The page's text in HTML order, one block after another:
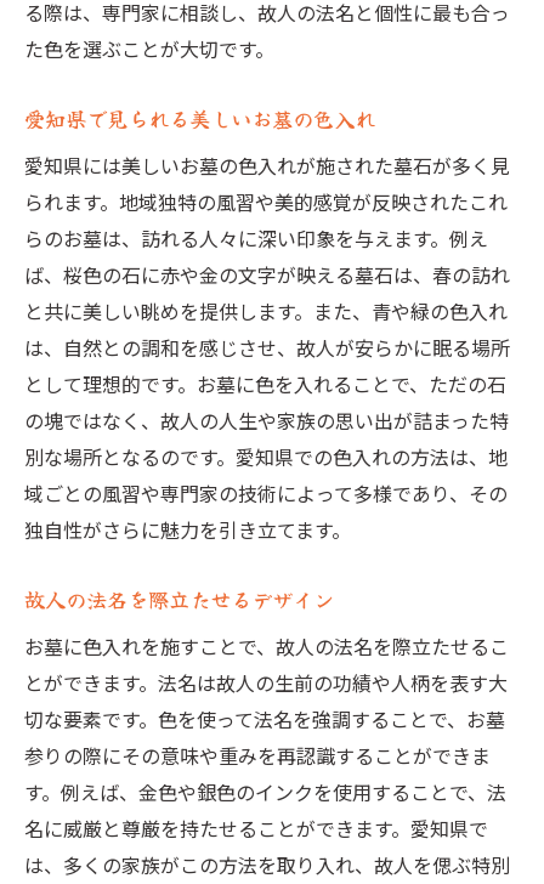
る際は、専門家に相談し、故人の法名と個性に最も合っ
た色を選ぶことが大切です。
愛知県で見られる美しいお墓の色入れ
愛知県には美しいお墓の色入れが施された墓石が多く見
られます。地域独特の風習や美的感覚が反映されたこれ
らのお墓は、訪れる人々に深い印象を与えます。例え
ば、桜色の石に赤や金の文字が映える墓石は、春の訪れ
と共に美しい眺めを提供します。また、青や緑の色入れ
は、自然との調和を感じさせ、故人が安らかに眠る場所
として理想的です。お墓に色を入れることで、ただの石
の塊ではなく、故人の人生や家族の思い出が詰まった特
別な場所となるのです。愛知県での色入れの方法は、地
域ごとの風習や専門家の技術によって多様であり、その
独自性がさらに魅力を引き立てます。
故人の法名を際立たせるデザイン
お墓に色入れを施すことで、故人の法名を際立たせるこ
とができます。法名は故人の生前の功績や人柄を表す大
切な要素です。色を使って法名を強調することで、お墓
参りの際にその意味や重みを再認識することができま
す。例えば、金色や銀色のインクを使用することで、法
名に威厳と尊厳を持たせることができます。愛知県で
は、多くの家族がこの方法を取り入れ、故人を偲ぶ特別